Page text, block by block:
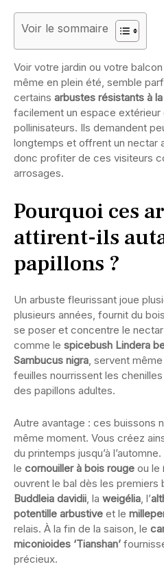
Voir le sommaire
Voir votre jardin ou votre
même en plein été, semble
certains arbustes résistants à
facilement un espace
pollinisateurs. Ils demandent
longtemps et offrent un nectar
donc profiter de ces visiteurs
arrosages.
Pourquoi ces
attirent-ils
papillons ?
Un arbuste fleurissant joue
plusieurs années, fournit du
se poser et concentre le
comme le spicebush Lindera
Sambucus nigra, servent
feuilles nourrissent les
des papillons adultes.
Autre avantage : ces buissons
même moment. Vous créez
du printemps jusqu’à
le cornouiller à bois rouge ou le
ouvrent le bal dès les premiers
Buddleia davidii, la weigélia, l’
potentille arbustive et le
relais. À la fin de la saison, le
miconioides ‘Tianshan’
précieux.